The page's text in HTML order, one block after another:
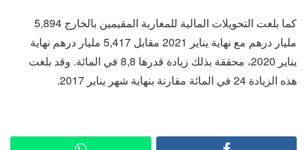
كما بلغت التحويلات المالية للمغاربة المقيمين بالخارج 5,894
مليار درهم مع نهاية يناير 2021 مقابل 5,417 مليار درهم نهاية
يناير 2020، محققة بذلك زيادة قدرها 8,8 في المائة. وقد بلغت
هذه الزيادة 24 في المائة مقارنة بنهاية شهر يناير 2017.